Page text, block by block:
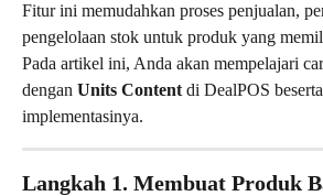
Fitur ini memudahkan proses penjualan,
pengelolaan stok untuk produk yang
Pada artikel ini, Anda akan mempelajari
dengan Units Content di DealPOS
implementasinya.
Langkah 1. Membuat Produk